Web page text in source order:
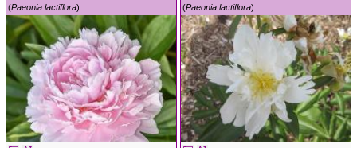
(Paeonia lactiflora)
(Paeonia lactiflora)